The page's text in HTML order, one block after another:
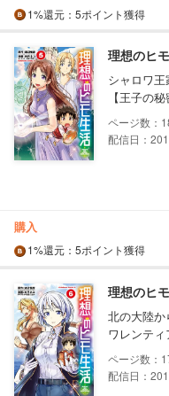
1%還元 ：5ポイント獲得
理想のヒ
シャロワ
【王子の
配信日：
購入
1%還元 ：5ポイント獲得
理想のヒ
北の大陸
ワレンティ
配信日：